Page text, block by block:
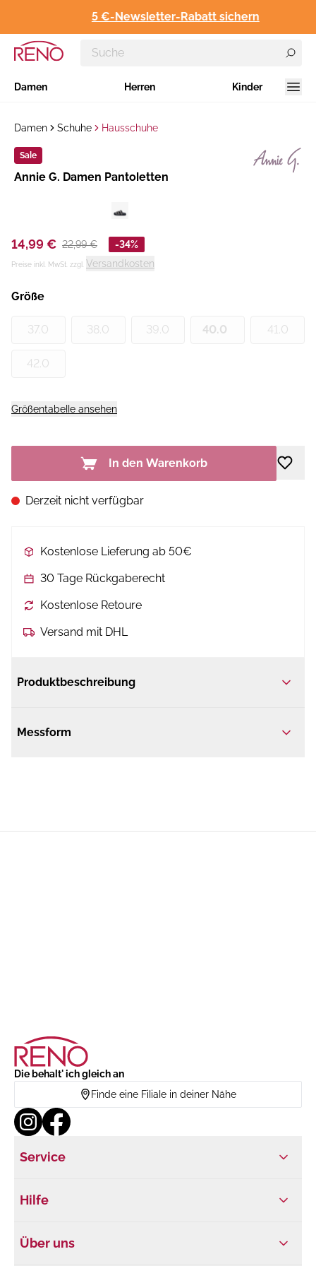
5 €-Newsletter-Rabatt sichern
Damen Herren Kinder
Damen Schuhe Hausschuhe
Sale
Hersteller
Annie G. Damen Pantoletten
14,99 € 22,99 € -34%
Preise inkl. MwSt. zzgl. Versandkosten
Größe
37.0 38.0 39.0 40.0 41.0
42.0
Größentabelle ansehen
In den Warenkorb
Derzeit nicht verfügbar
Kostenlose Lieferung ab 50€
30 Tage Rückgaberecht
Kostenlose Retoure
Versand mit DHL
Produktbeschreibung
Messform
Die behalt' ich gleich an
Finde eine Filiale in deiner Nähe
Service
Hilfe
Über uns